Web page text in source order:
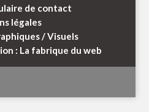
de contact
légales
/ Visuels
: La fabrique du web